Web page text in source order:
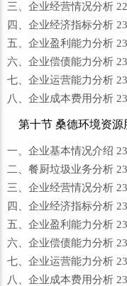
三、企业经营情况分析
四、企业经济指标分析
五、企业盈利能力分析
六、企业偿债能力分析
七、企业运营能力分析
八、企业成本费用分析
第十节 桑德环境资源
一、企业基本情况介绍
二、餐厨垃圾业务分析
三、企业经营情况分析
四、企业经济指标分析
五、企业盈利能力分析
六、企业偿债能力分析
七、企业运营能力分析
八、企业成本费用分析